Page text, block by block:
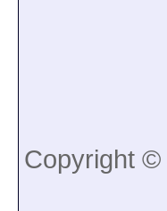
Copyright ©